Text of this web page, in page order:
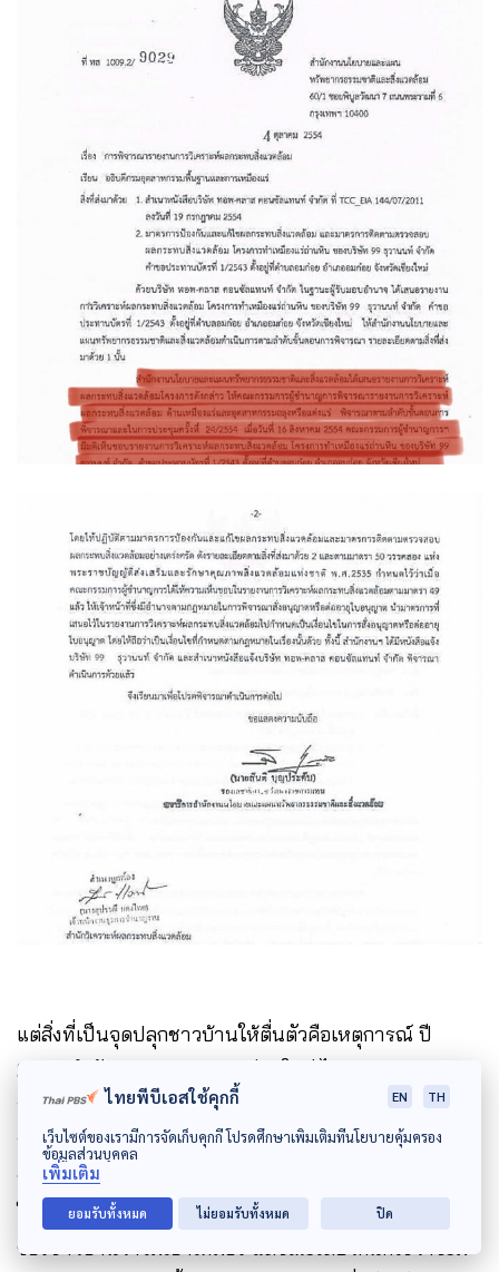
แต่สิ่งที่เป็นจุดปลุกชาวบ้านให้ตื่นตัวคือเหตุการณ์ ปี
2562 สำนักงานอุตสหกรรมเชียงใหม่ ได้ปิดประกาศขอ
ทำเหมืองแร่ ที่ว่าการอำเภออมก๋อย ชาวบ้านอ้างว่าไม่
ทราบเรื่องนี้มาก่อน ทั้งยังมีเรื่องของรายชื่อ ลายมือของ
ชาวบ้านที่ปรากฎอยู่ในรายงาน EIA ที่ใช้ประกอบการขอ
ใบอนุญาตทำประทานบัตร จึงมีการออกมาต่อสู้คัดค้าน
ของชาวบ้านว่าไม่เอาเหมือง แต่ขณะเดียวกันก็ใช่ว่าจะมี
ไทยพีบีเอสใช้คุกกี้ EN TH
เว็บไซต์ของเรามีการจัดเก็บคุกกี้ โปรดศึกษาเพิ่มเติมที่นโยบายคุ้มครอง
ข้อมูลส่วนบุคคล
เพิ่มเติม
ยอมรับทั้งหมด ไม่ยอมรับทั้งหมด ปิด